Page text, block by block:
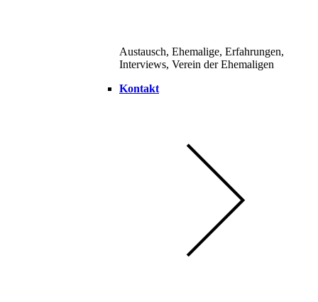
Austausch, Ehemalige, Erfahrungen,
Interviews, Verein der Ehemaligen
Kontakt